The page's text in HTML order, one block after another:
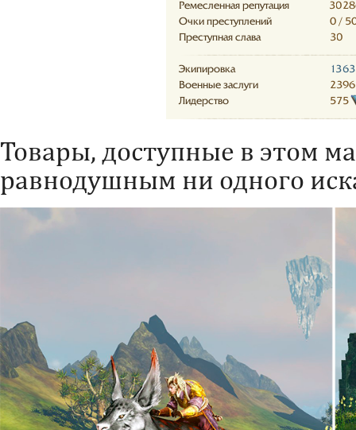
Товары, доступные в этом
равнодушным ни одного